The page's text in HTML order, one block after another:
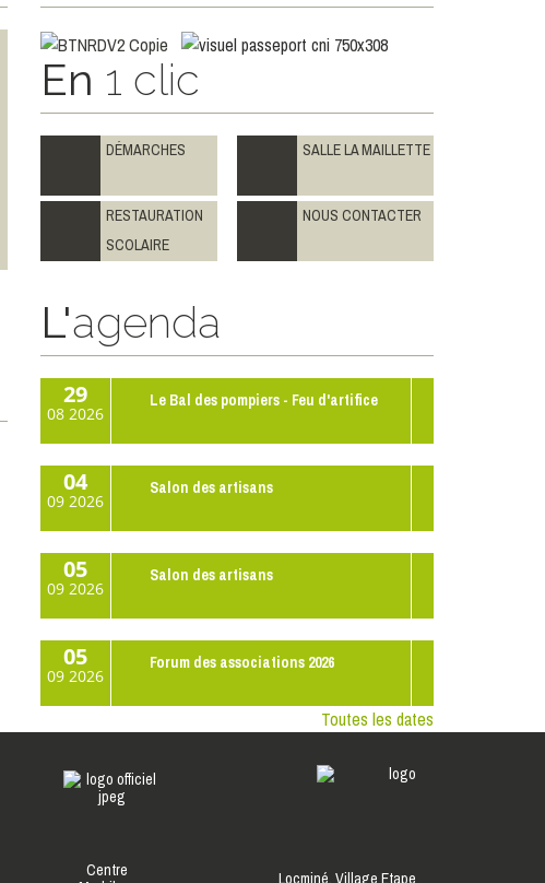
En 1 clic
DÉMARCHES SALLE LA MAILLETTE
RESTAURATION
SCOLAIRE
NOUS CONTACTER
L'agenda
29
08 2026
Le Bal des pompiers - Feu d'artifice
04
09 2026
Salon des artisans
05
09 2026
Salon des artisans
05
09 2026
Forum des associations 2026
Toutes les dates
Centre
Locminé, Village Etape